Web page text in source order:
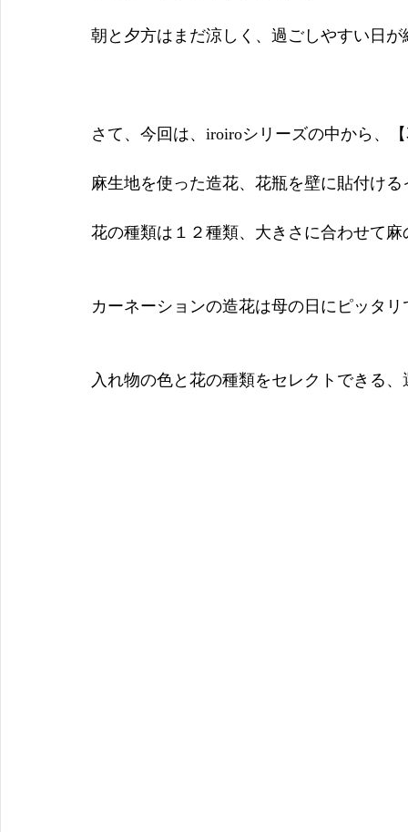
朝と夕方はまだ涼しく、過ごしやすい日
さて、今回は、iroiroシリーズの中から、
麻生地を使った造花、花瓶を壁に貼付け
花の種類は１２種類、大きさに合わせて
カーネーションの造花は母の日にピッタリ
入れ物の色と花の種類をセレクトできる